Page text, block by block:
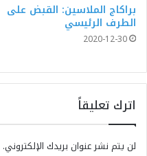
براكاج الملاسين: القبض على
الطرف الرئيسي
2020-12-30
اترك تعليقاً
لن يتم نشر عنوان بريدك الإلكتروني.